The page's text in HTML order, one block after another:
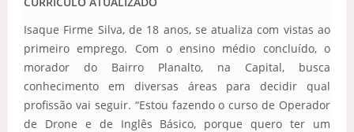
Isaque Firme Silva, de 18 anos, se atualiza com vistas ao
primeiro emprego. Com o ensino médio concluído, o
morador do Bairro Planalto, na Capital, busca
conhecimento em diversas áreas para decidir qual
profissão vai seguir. “Estou fazendo o curso de Operador
de Drone e de Inglês Básico, porque quero ter um